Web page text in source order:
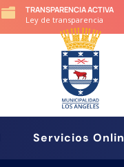

TRANSPARENCIA ACTIVA
Ley de transparencia
Servicios